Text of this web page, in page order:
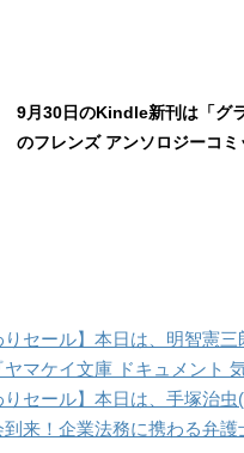
9月30日のKindle新刊は「グ
のフレンズ アンソロジーコ
りセール】本日は、明智憲
マケイ文庫 ドキュメント
りセール】本日は、手塚治
来！企業法務に携わる弁